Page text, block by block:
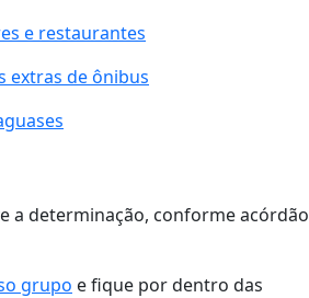
e restaurantes
extras de ônibus
a determinação, conforme acórdão
grupo e fique por dentro das